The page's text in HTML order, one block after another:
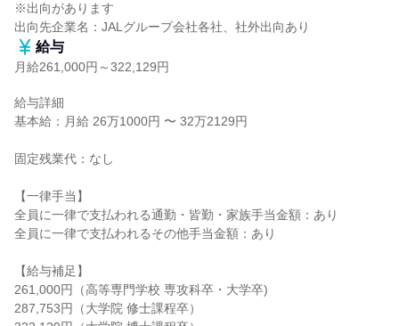
※出向があります
出向先企業名：JALグループ会社各社、社外出向あり
給与
月給261,000円～322,129円
給与詳細
基本給：月給 26万1000円 〜 32万2129円
固定残業代：なし
【一律手当】
全員に一律で支払われる通勤・皆勤・家族手当金額：あり
全員に一律で支払われるその他手当金額：あり
【給与補足】
261,000円（高等専門学校 専攻科卒・大学卒)
287,753円（大学院 修士課程卒）